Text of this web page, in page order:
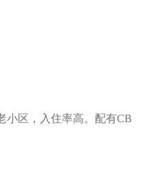
小区，入住率高。配有CB